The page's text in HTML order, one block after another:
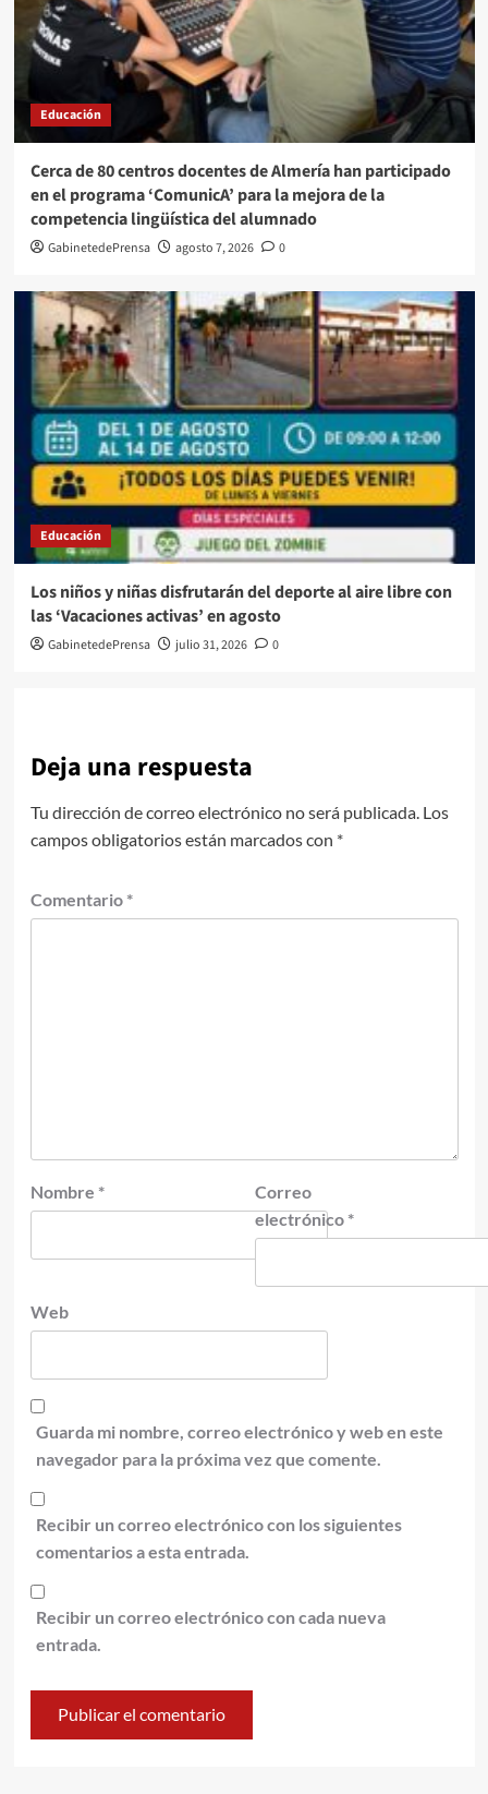
Educación
Cerca de 80 centros docentes de Almería han participado
en el programa ‘ComunicA’ para la mejora de la
competencia lingüística del alumnado
GabinetedePrensa agosto 7, 2026 0
Educación
Los niños y niñas disfrutarán del deporte al aire libre con
las ‘Vacaciones activas’ en agosto
GabinetedePrensa julio 31, 2026 0
Deja una respuesta
Tu dirección de correo electrónico no será publicada. Los
campos obligatorios están marcados con *
Comentario *
Nombre *
Correo
electrónico *
Web
Guarda mi nombre, correo electrónico y web en este
navegador para la próxima vez que comente.
Recibir un correo electrónico con los siguientes
comentarios a esta entrada.
Recibir un correo electrónico con cada nueva
entrada.